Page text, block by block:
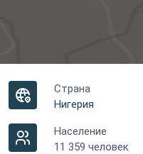
Страна
Нигерия
Население
11 359 человек